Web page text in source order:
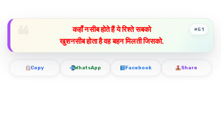
कहाँ नसीब होते हैं ये रिश्ते सबको
खुशनसीब होता है वह बहन मिलती जिसको.
#51
Copy WhatsApp Facebook Share